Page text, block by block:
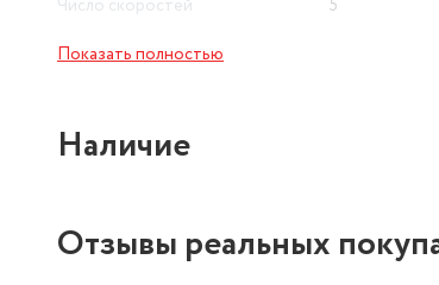
Число скоростей
5
Показать полностью
Наличие
Отзывы реальных